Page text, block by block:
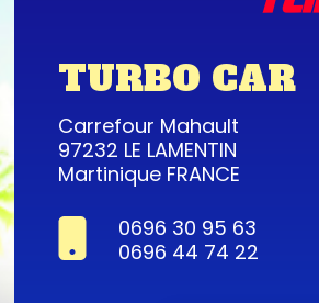
TURBO CAR
Carrefour Mahault
97232 LE LAMENTIN
Martinique FRANCE
0696 30 95 63
0696 44 74 22